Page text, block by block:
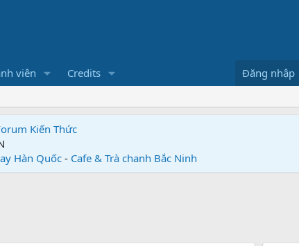
viên Credits Đăng nhập
Kiến Thức
Hàn Quốc - Cafe & Trà chanh Bắc Ninh